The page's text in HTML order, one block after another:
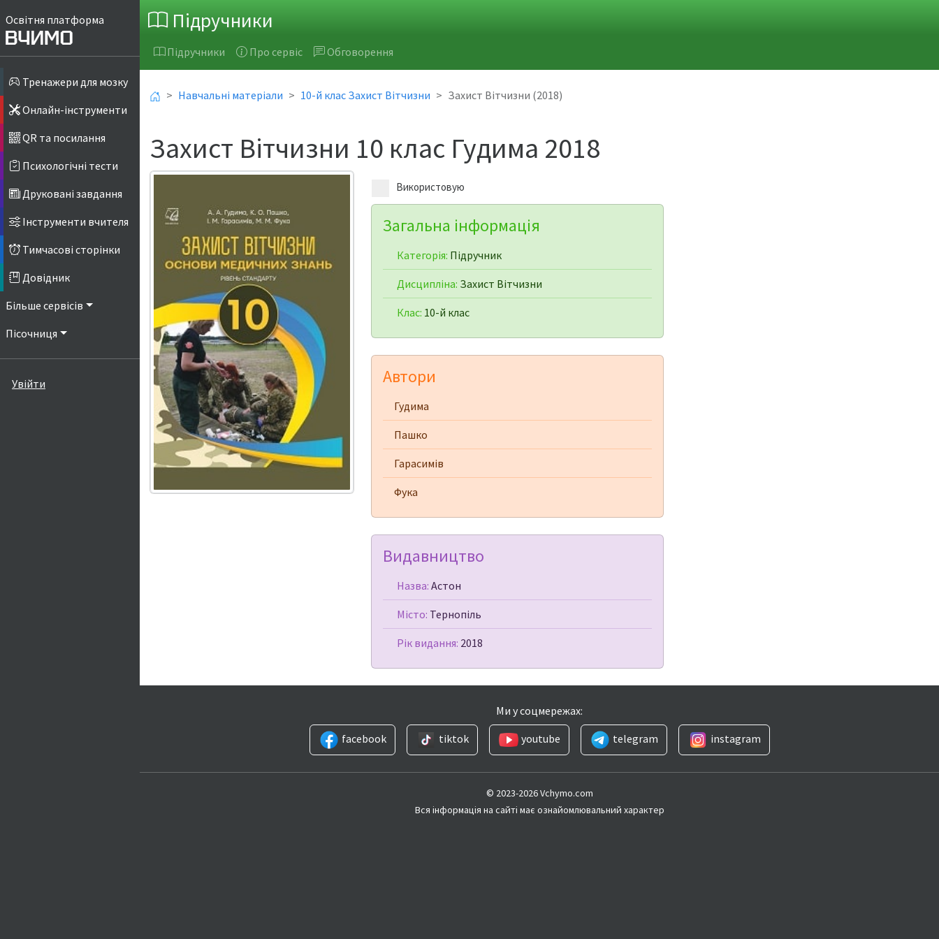
Освітня платформа
Тренажери для мозку
Онлайн-інструменти
QR та посилання
Психологічні тести
Друковані завдання
Інструменти вчителя
Тимчасові сторінки
Довідник
Більше сервісів
Пісочниця
Увійти
Підручники
Підручники Про сервіс Обговорення
Навчальні матеріали 10-й клас Захист Вітчизни Захист Вітчизни (2018)
Захист Вітчизни 10 клас Гудима 2018
Використовую
Загальна інформація
Категорія: Підручник
Дисципліна: Захист Вітчизни
Клас: 10-й клас
Автори
Гудима
Пашко
Гарасимів
Фука
Видавництво
Назва: Астон
Місто: Тернопіль
Рік видання: 2018
Ми у соцмережах:
facebook
tiktok youtube telegram instagram
© 2023-2026 Vchymo.com
Вся інформація на сайті має ознайомлювальний характер